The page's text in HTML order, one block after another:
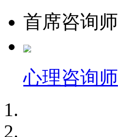
首席咨询师
心理咨询师